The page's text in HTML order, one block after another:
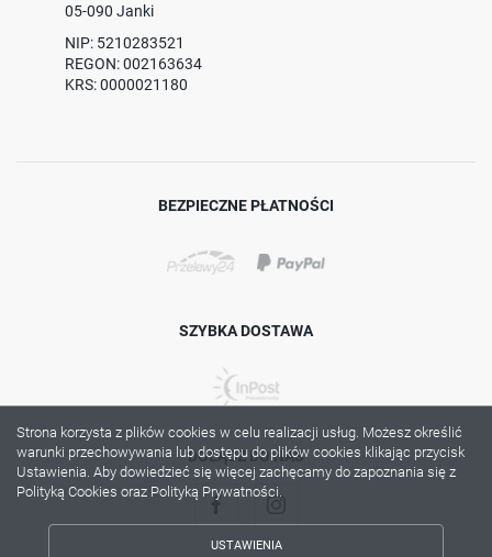
05-090 Janki
NIP: 5210283521
REGON: 002163634
KRS: 0000021180
BEZPIECZNE PŁATNOŚCI
SZYBKA DOSTAWA
DOŁĄCZ DO NAS
Strona korzysta z plików cookies w celu realizacji usług. Możesz określić
warunki przechowywania lub dostępu do plików cookies klikając przycisk
Ustawienia. Aby dowiedzieć się więcej zachęcamy do zapoznania się z
Polityką Cookies oraz Polityką Prywatności.
USTAWIENIA